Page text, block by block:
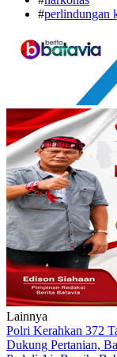
#perlindungan
Lainnya
Polri Kerahkan 372
Dukung Pertanian,